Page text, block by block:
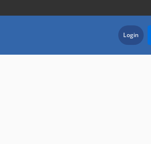
Login